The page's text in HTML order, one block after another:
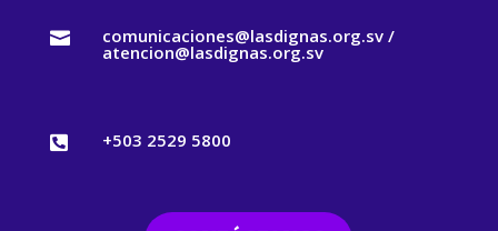
 comunicaciones@lasdignas.org.sv /
atencion@lasdignas.org.sv
 +503 2529 5800